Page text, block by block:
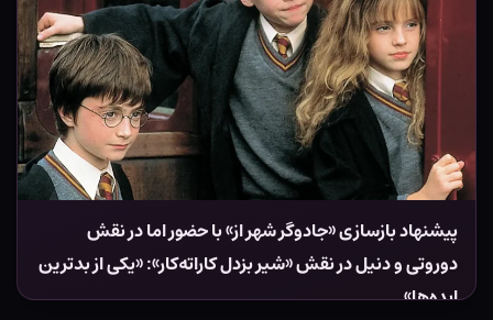
پیشنهاد بازسازی «جادوگر شهر از» با حضور اما در نقش
دوروتی و دنیل در نقش «شیر بزدل کاراته‌کار»: «یکی از بدترین
ایده‌ها»